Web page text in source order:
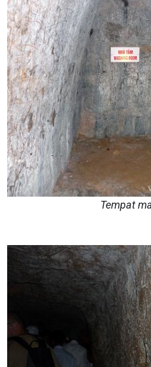
Tempat